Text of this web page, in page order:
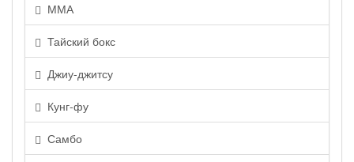
ММА
Тайский бокс
Джиу-джитсу
Кунг-фу
Самбо